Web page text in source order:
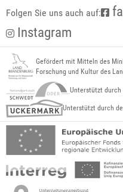
Folgen Sie uns auch auf:
Instagram
Gefördert mit Mitteln des
Forschung und Kultur des
Unterstützt durch
Unterstützt durch